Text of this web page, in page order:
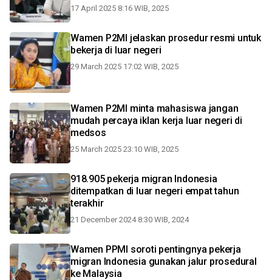
17 April 2025 8:16 WIB, 2025
Wamen P2MI jelaskan prosedur resmi untuk
bekerja di luar negeri
29 March 2025 17:02 WIB, 2025
Wamen P2MI minta mahasiswa jangan
mudah percaya iklan kerja luar negeri di
medsos
25 March 2025 23:10 WIB, 2025
918.905 pekerja migran Indonesia
ditempatkan di luar negeri empat tahun
terakhir
21 December 2024 8:30 WIB, 2024
Wamen PPMI soroti pentingnya pekerja
migran Indonesia gunakan jalur prosedural
ke Malaysia